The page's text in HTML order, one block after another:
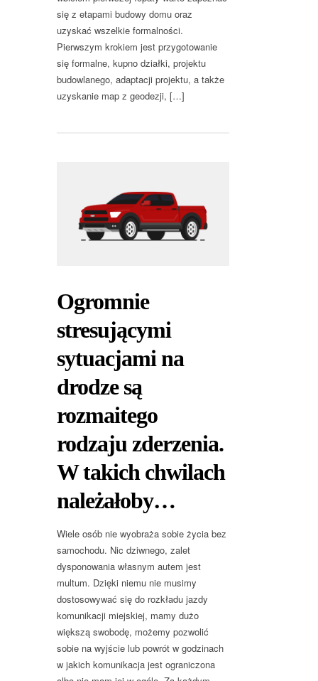
się z etapami budowy domu oraz
uzyskać wszelkie formalności.
Pierwszym krokiem jest przygotowanie
się formalne, kupno działki, projektu
budowlanego, adaptacji projektu, a także
uzyskanie map z geodezji, […]
Ogromnie
stresującymi
sytuacjami na
drodze są
rozmaitego
rodzaju zderzenia.
W takich chwilach
należałoby…
Wiele osób nie wyobraża sobie życia bez
samochodu. Nic dziwnego, zalet
dysponowania własnym autem jest
multum. Dzięki niemu nie musimy
dostosowywać się do rozkładu jazdy
komunikacji miejskiej, mamy dużo
większą swobodę, możemy pozwolić
sobie na wyjście lub powrót w godzinach
w jakich komunikacja jest ograniczona